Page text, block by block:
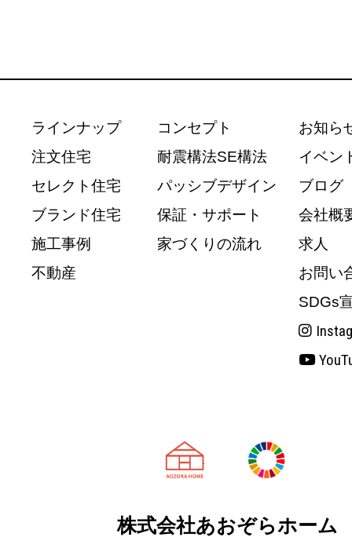
ラインナップ
注文住宅
セレクト住宅
ブランド住宅
施工事例
不動産
コンセプト
耐震構法SE構法
パッシブデザイン
保証・サポート
家づくりの流れ
お知ら
イベン
ブログ
会社概
求人
お問い
SDGs
天理市の注文
株式会社あおぞらホーム